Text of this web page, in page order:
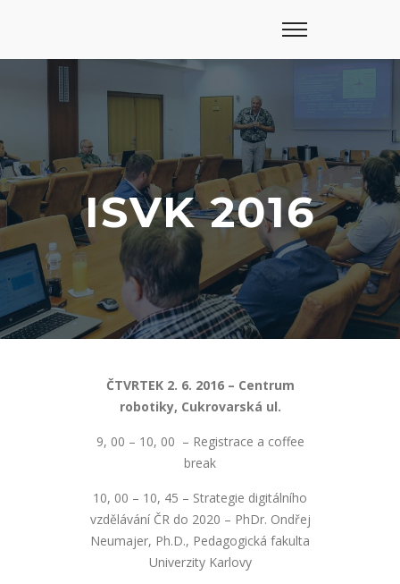
ISVK 2016
ČTVRTEK 2. 6. 2016 – Centrum
robotiky, Cukrovarská ul.
9, 00 – 10, 00 – Registrace a coffee
break
10, 00 – 10, 45 – Strategie digitálního
vzdělávání ČR do 2020 – PhDr. Ondřej
Neumajer, Ph.D., Pedagogická fakulta
Univerzity Karlovy